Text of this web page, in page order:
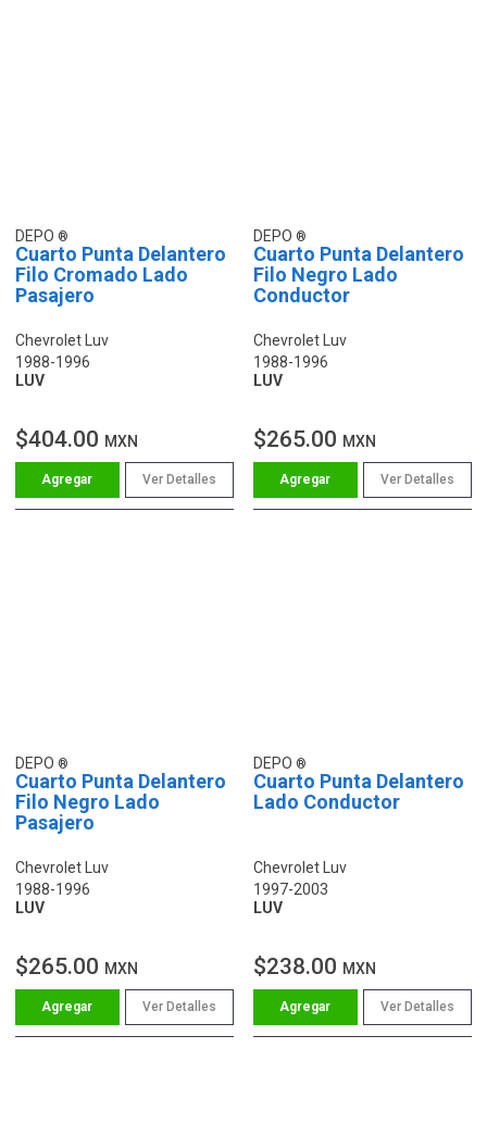
DEPO
Cuarto Punta Delantero
Filo Cromado Lado
Pasajero
Chevrolet Luv
1988-1996
LUV
$404.00 MXN
Ver Detalles
DEPO
Cuarto Punta Delantero
Filo Negro Lado
Conductor
Chevrolet Luv
1988-1996
LUV
$265.00 MXN
Ver Detalles
DEPO
Cuarto Punta Delantero
Filo Negro Lado
Pasajero
Chevrolet Luv
1988-1996
LUV
$265.00 MXN
Ver Detalles
DEPO
Cuarto Punta Delantero
Lado Conductor
Chevrolet Luv
1997-2003
LUV
$238.00 MXN
Ver Detalles